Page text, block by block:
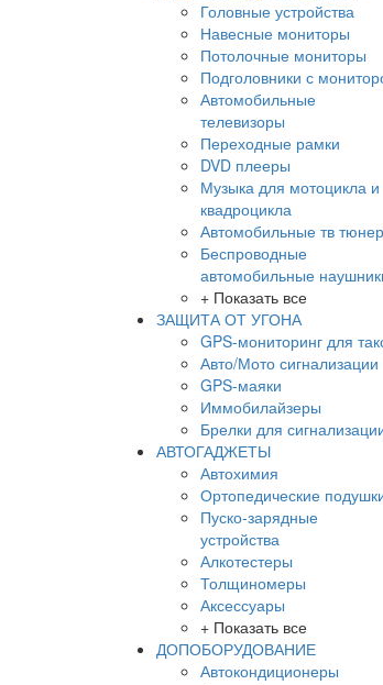
Головные устройства
Навесные мониторы
Потолочные мониторы
Подголовники с
Автомобильные
телевизоры
Переходные рамки
DVD плееры
Музыка для мотоцикла и
квадроцикла
Автомобильные тв
Беспроводные
автомобильные
+ Показать все
ЗАЩИТА ОТ УГОНА
GPS-мониторинг для
Авто/Мото сигнализации
GPS-маяки
Иммобилайзеры
Брелки для
АВТОГАДЖЕТЫ
Автохимия
Ортопедические
Пуско-зарядные
устройства
Алкотестеры
Толщиномеры
Аксессуары
+ Показать все
ДОПОБОРУДОВАНИЕ
Автокондиционеры